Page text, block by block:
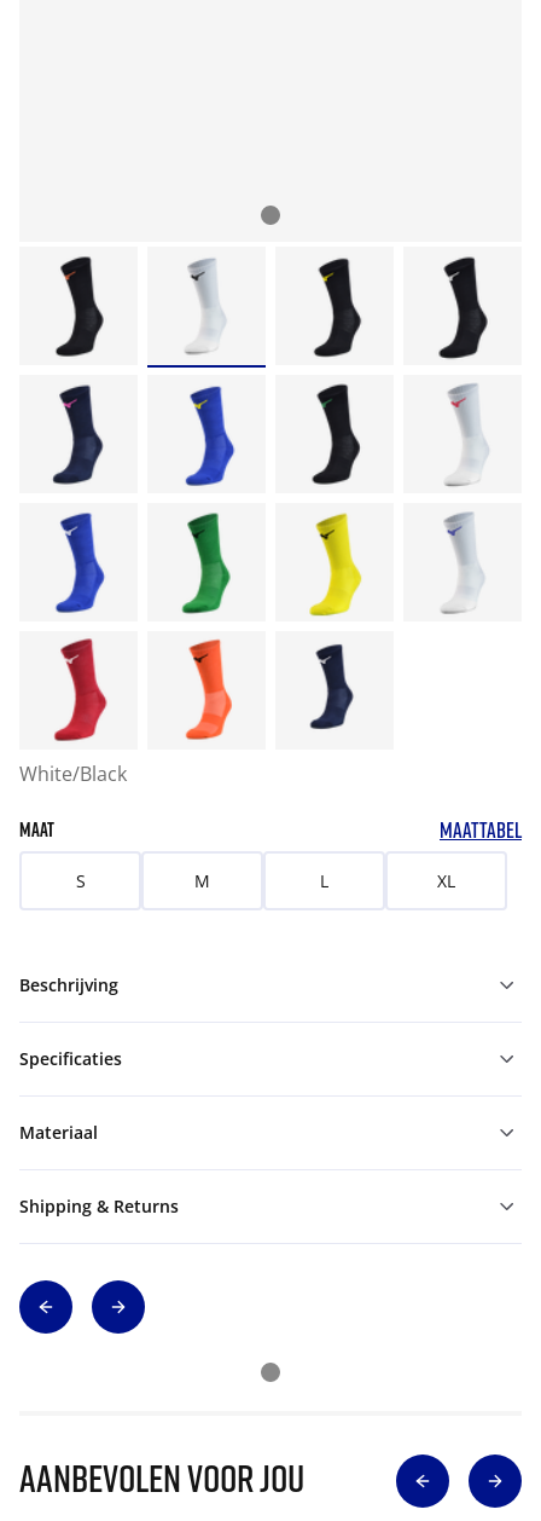
White/Black
MAAT MAATTABEL
S M L XL
Beschrijving
Specificaties
Materiaal
Shipping & Returns
Aanbevolen voor jou